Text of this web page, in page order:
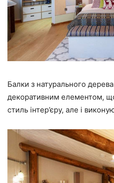
Балки з натурального
декоративним елементом,
стиль інтер’єру, але і